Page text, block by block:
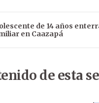
de 14 años
en Caazapá
de esta